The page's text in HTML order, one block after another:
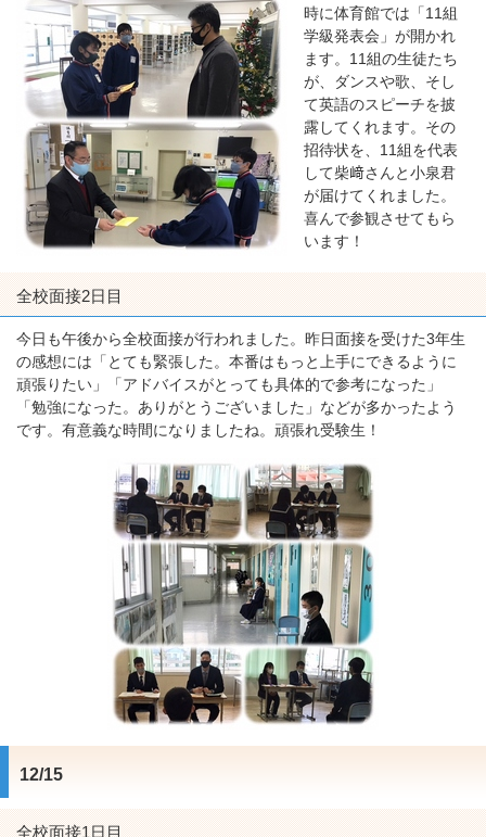
時に体育館では「11組
学級発表会」が開かれ
ます。11組の生徒たち
が、ダンスや歌、そし
て英語のスピーチを披
露してくれます。その
招待状を、11組を代表
して柴﨑さんと小泉君
が届けてくれました。
喜んで参観させてもら
います！
全校面接2日目
今日も午後から全校面接が行われました。昨日面接を受けた3年生
の感想には「とても緊張した。本番はもっと上手にできるように
頑張りたい」「アドバイスがとっても具体的で参考になった」
「勉強になった。ありがとうございました」などが多かったよう
です。有意義な時間になりましたね。頑張れ受験生！
12/15
全校面接1日目